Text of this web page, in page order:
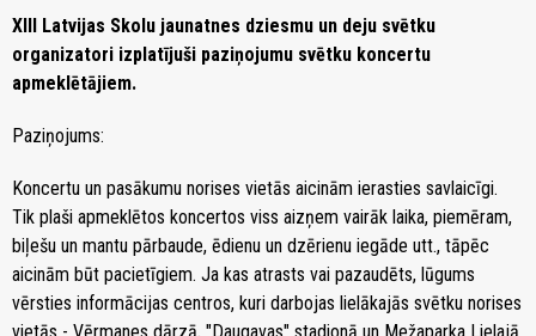
XIII Latvijas Skolu jaunatnes dziesmu un deju svētku
organizatori izplatījuši paziņojumu svētku koncertu
apmeklētājiem.
Paziņojums:
Koncertu un pasākumu norises vietās aicinām ierasties savlaicīgi.
Tik plaši apmeklētos koncertos viss aizņem vairāk laika, piemēram,
biļešu un mantu pārbaude, ēdienu un dzērienu iegāde utt., tāpēc
aicinām būt pacietīgiem. Ja kas atrasts vai pazaudēts, lūgums
vērsties informācijas centros, kuri darbojas lielākajās svētku norises